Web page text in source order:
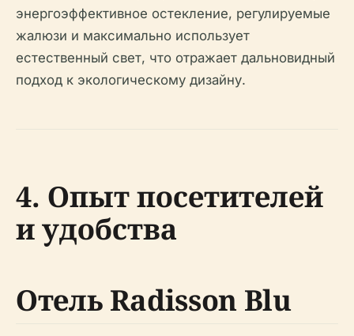
энергоэффективное остекление, регулируемые
жалюзи и максимально использует
естественный свет, что отражает дальновидный
подход к экологическому дизайну.
4. Опыт посетителей
и удобства
Отель Radisson Blu